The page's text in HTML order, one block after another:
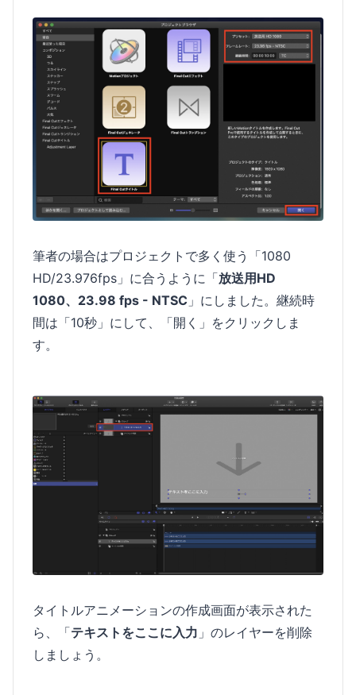
筆者の場合はプロジェクトで多く使う「1080
HD/23.976fps」に合うように「放送用HD
1080、23.98 fps - NTSC 」にしました。継続時
間は「10秒」にして、「開く」をクリックしま
す。
タイトルアニメーションの作成画面が表示された
ら、「テキストをここに入力 」のレイヤーを削除
しましょう。